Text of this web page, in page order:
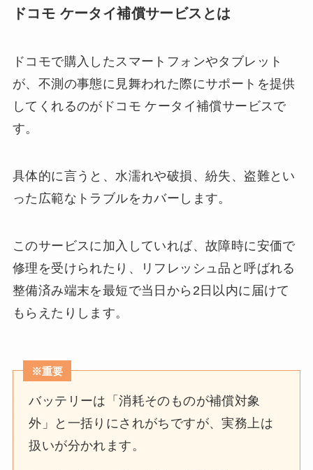
ドコモ ケータイ補償サービスとは
ドコモで購入したスマートフォンやタブレット
が、不測の事態に見舞われた際にサポートを提供
してくれるのがドコモ ケータイ補償サービスで
す。
具体的に言うと、水濡れや破損、紛失、盗難とい
った広範なトラブルをカバーします。
このサービスに加入していれば、故障時に安価で
修理を受けられたり、リフレッシュ品と呼ばれる
整備済み端末を最短で当日から2日以内に届けて
もらえたりします。
※重要
バッテリーは「消耗そのものが補償対象
外」と一括りにされがちですが、実務上は
扱いが分かれます。